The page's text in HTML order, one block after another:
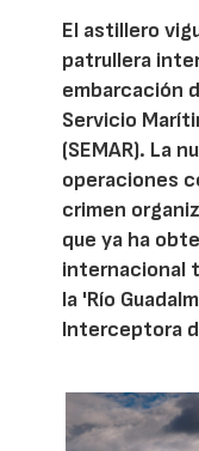
El astillero
patrullera
embarcación
Servicio
(SEMAR). La
operaciones
crimen
que ya ha
internacional
la 'Río
Interceptora